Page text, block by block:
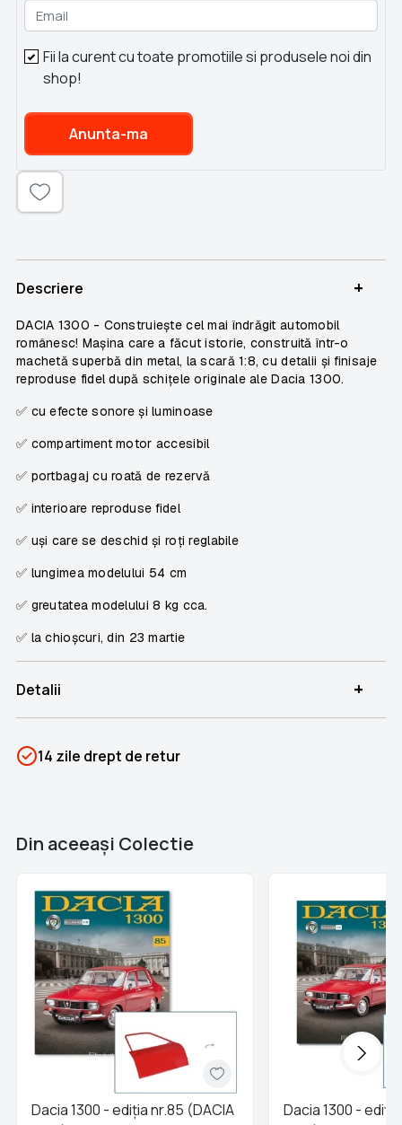
Email
Fii la curent cu toate promotiile si produsele noi din
shop!
Anunta-ma
Descriere +
DACIA 1300 - Construiește cel mai îndrăgit automobil
românesc! Mașina care a făcut istorie, construită într-o
machetă superbă din metal, la scară1:8, cu detalii și finisaje
reproduse fidel după schițele originale ale Dacia 1300.
✅ cu efecte sonore și luminoase
✅ compartiment motor accesibil
✅ portbagaj cu roată de rezervă
✅ interioare reproduse fidel
✅ uși care se deschid și roți reglabile
✅ lungimea modelului 54 cm
✅ greutatea modelului8 kg cca.
✅ la chioșcuri, din 23 martie
Detalii +
Categorii
Dacia 1300
14 zile drept de retur
Din aceeaşi Colectie
Dacia 1300 - ediția nr.85 (DACIA
Dacia 1300 -